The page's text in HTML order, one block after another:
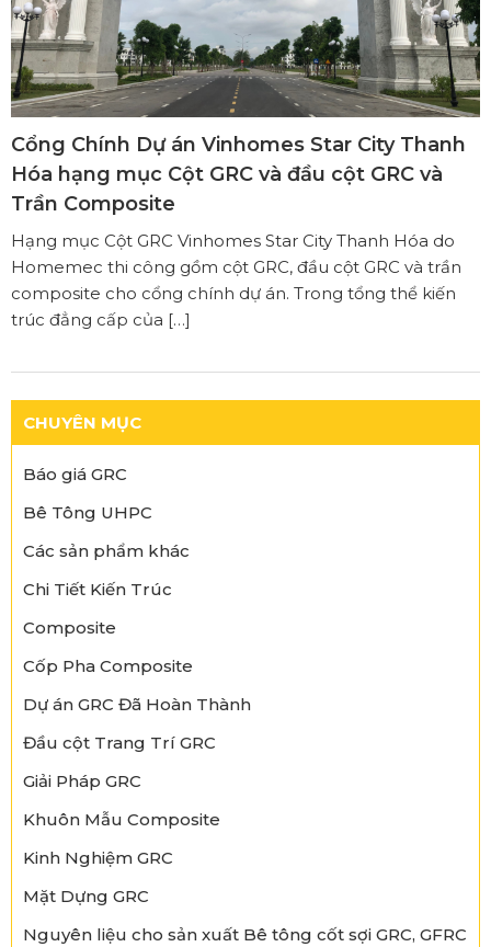
Cổng Chính Dự án Vinhomes Star City Thanh
Hóa hạng mục Cột GRC và đầu cột GRC và
Trần Composite
Hạng mục Cột GRC Vinhomes Star City Thanh Hóa do
Homemec thi công gồm cột GRC, đầu cột GRC và trần
composite cho cổng chính dự án. Trong tổng thể kiến
trúc đẳng cấp của […]
CHUYÊN MỤC
Báo giá GRC
Bê Tông UHPC
Các sản phẩm khác
Chi Tiết Kiến Trúc
Composite
Cốp Pha Composite
Dự án GRC Đã Hoàn Thành
Đầu cột Trang Trí GRC
Giải Pháp GRC
Khuôn Mẫu Composite
Kinh Nghiệm GRC
Mặt Dựng GRC
Nguyên liệu cho sản xuất Bê tông cốt sợi GRC, GFRC